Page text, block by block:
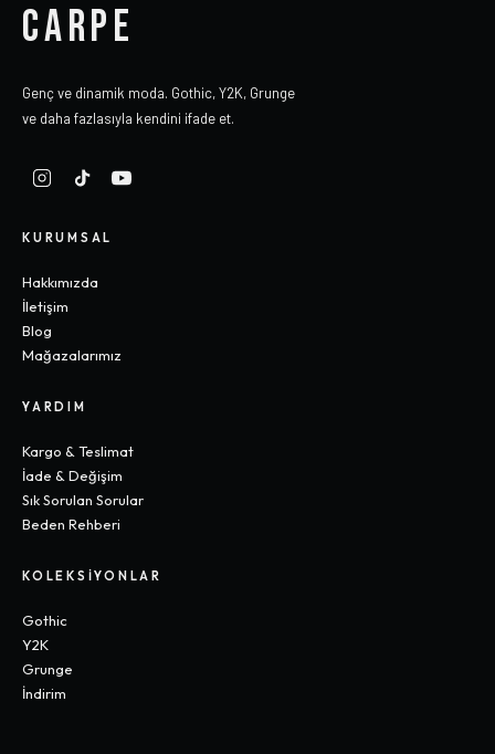
CARPE
Genç ve dinamik moda. Gothic, Y2K, Grunge
ve daha fazlasıyla kendini ifade et.
KURUMSAL
Hakkımızda
İletişim
Blog
Mağazalarımız
YARDIM
Kargo & Teslimat
İade & Değişim
Sık Sorulan Sorular
Beden Rehberi
KOLEKSIYONLAR
Gothic
Y2K
Grunge
İndirim